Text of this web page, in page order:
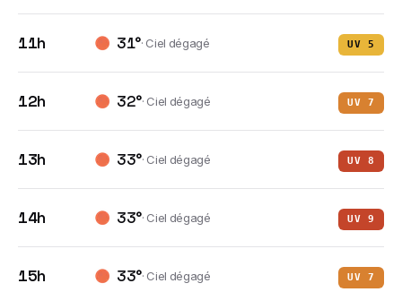
11h 31°· Ciel dégagé UV 5
12h 32°· Ciel dégagé UV7
13h 33°· Ciel dégagé UV8
14h 33°· Ciel dégagé UV9
15h 33°· Ciel dégagé UV7